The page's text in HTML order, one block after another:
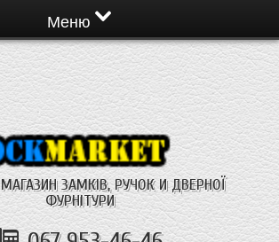
Меню
ЗАМКІВ, РУЧОК И ДВЕРНОЇ
ФУРНІТУРИ